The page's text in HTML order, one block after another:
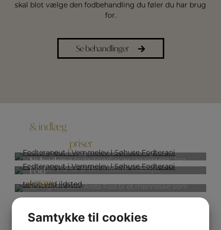
skal blot vælge den fodbehandling du føler du har brug
for.
Se behandlinger
& indlæg
På klinikken fremstiller jeg Formthotics
indlæg. Indlæggene er ideelle til dig der er
aktiv, har ledegigt, slidgigt, har kramper i
benene, er platfodet, eller som “bare” har brug
for noget støtte…
priser
Se her hvilke fodbehandlinger jeg tilbyder. Jeg
tilbyder blandt andet Klassisk fodpleje,
fodmassage med lækker scrub…
Nyheder
Årets Fod doneret af Leif Sylvester Skulpturen,
som gives som Årets Fod til et menneske som
fremmer fodterapeuternes fag…
Fod
terapi
Dine fødder er beregnet til at skulle holde hele
livet men det gør de ikke, hvis du ikke
behandler dem ordentligt…
Samtykke til cookies